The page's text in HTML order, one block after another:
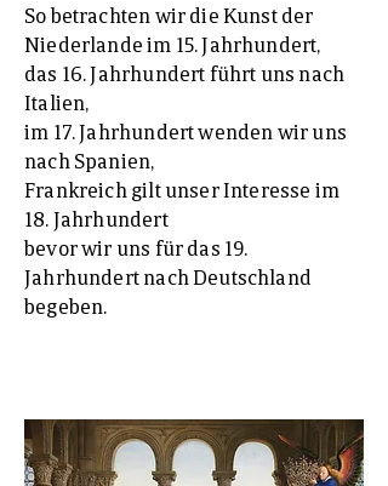
So betrachten wir die Kunst der
Niederlande im 15. Jahrhundert,
das 16. Jahrhundert führt uns nach
Italien,
im 17. Jahrhundert wenden wir uns
nach Spanien,
Frankreich gilt unser Interesse im
18. Jahrhundert
bevor wir uns für das 19.
Jahrhundert nach Deutschland
begeben.